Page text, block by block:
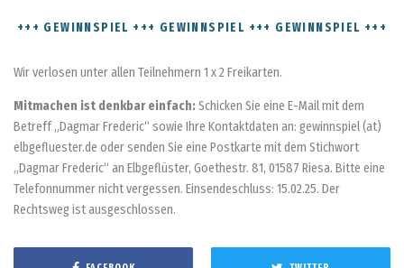
+++ GEWINNSPIEL +++ GEWINNSPIEL +++ GEWINNSPIEL +++
Wir verlosen unter allen Teilnehmern 1 x 2 Freikarten.
Mitmachen ist denkbar einfach: Schicken Sie eine E-Mail mit dem
Betreff „Dagmar Frederic“ sowie Ihre Kontaktdaten an: gewinnspiel (at)
elbgefluester.de oder senden Sie eine Postkarte mit dem Stichwort
„Dagmar Frederic“ an Elbgeflüster, Goethestr. 81, 01587 Riesa. Bitte eine
Telefonnummer nicht vergessen. Einsendeschluss: 15.02.25. Der
Rechtsweg ist ausgeschlossen.